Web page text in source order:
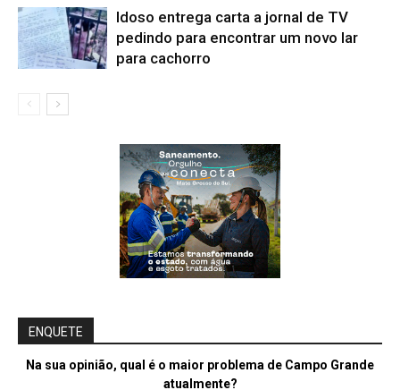
Idoso entrega carta a jornal de TV
pedindo para encontrar um novo lar
para cachorro
ENQUETE
Na sua opinião, qual é o maior problema de Campo Grande
atualmente?